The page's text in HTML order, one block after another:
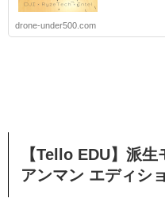
drone-under500.com
【Tello EDU】派
アンマン エディショ